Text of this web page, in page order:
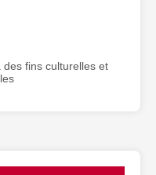
fins culturelles et